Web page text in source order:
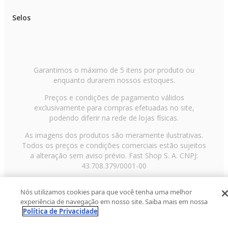
Selos
Garantimos o máximo de 5 itens por produto ou
enquanto durarem nossos estoques.
Preços e condições de pagamento válidos
exclusivamente para compras efetuadas no site,
podendo diferir na rede de lojas físicas.
As imagens dos produtos são meramente ilustrativas.
Todos os preços e condições comerciais estão sujeitos
a alteração sem aviso prévio. Fast Shop S. A. CNPJ:
43.708.379/0001-00
Paulo/SP, CEP 02029-001, Telefone: 11 3003-3728 ©
2013 Fast Shop - Todos os direitos reservadosRF
Nós utilizamos cookies para que você tenha uma melhor
experiência de navegação em nosso site. Saiba mais em nossa
Política de Privacidade